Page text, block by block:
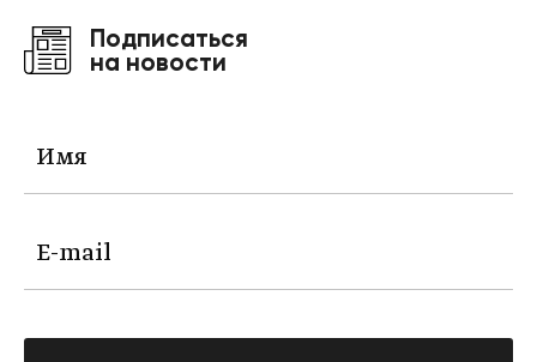
Подписаться
на новости